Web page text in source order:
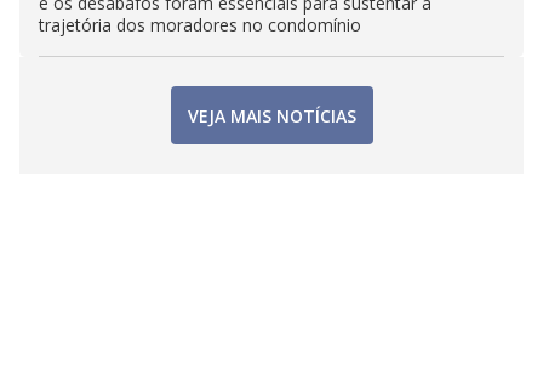
trajetória dos moradores no condomínio
VEJA MAIS NOTÍCIAS